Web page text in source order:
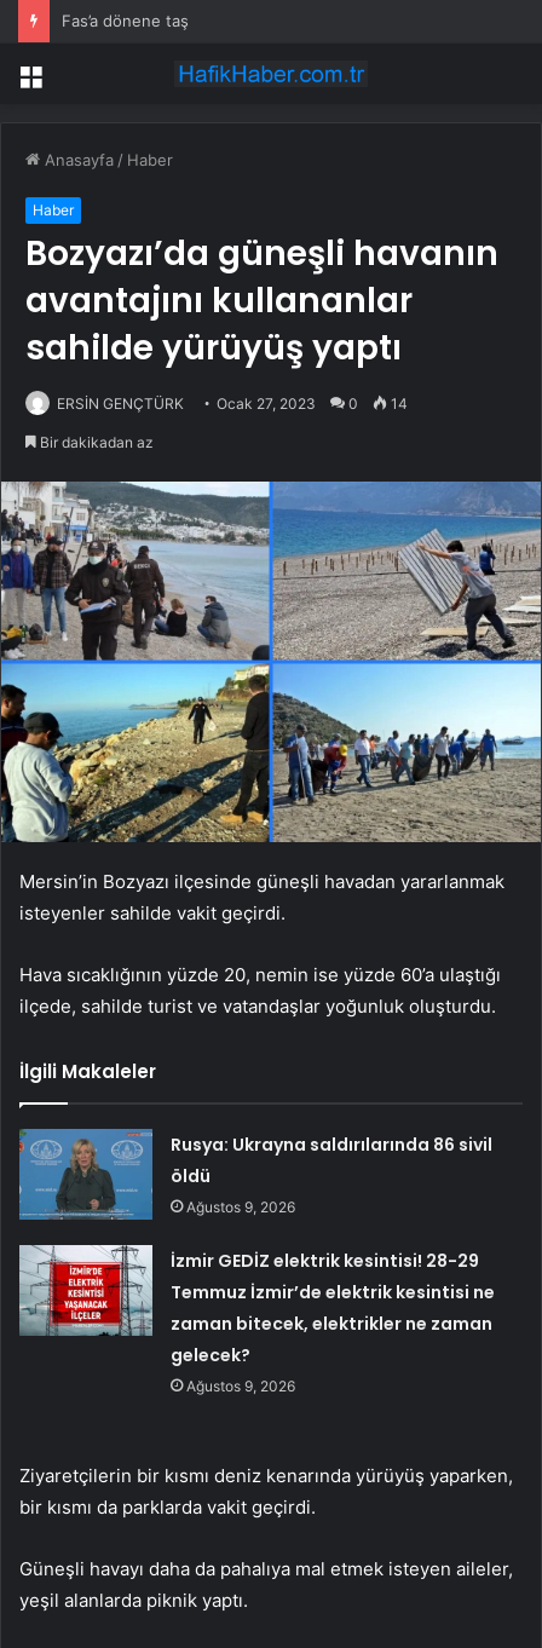
Fas’a dönene taş
Menü
Anasayfa / Haber
Haber
Bozyazı’da güneşli havanın
avantajını kullananlar
sahilde yürüyüş yaptı
ERSİN GENÇTÜRK Ocak 27, 2023 0 14
Bir dakikadan az
Mersin’in Bozyazı ilçesinde güneşli havadan yararlanmak
isteyenler sahilde vakit geçirdi.
Hava sıcaklığının yüzde 20, nemin ise yüzde 60’a ulaştığı
ilçede, sahilde turist ve vatandaşlar yoğunluk oluşturdu.
İlgili Makaleler
Rusya: Ukrayna saldırılarında 86 sivil
öldü
Ağustos 9, 2026
İzmir GEDİZ elektrik kesintisi! 28-29
Temmuz İzmir’de elektrik kesintisi ne
zaman bitecek, elektrikler ne zaman
gelecek?
Ağustos 9, 2026
Ziyaretçilerin bir kısmı deniz kenarında yürüyüş yaparken,
bir kısmı da parklarda vakit geçirdi.
Güneşli havayı daha da pahalıya mal etmek isteyen aileler,
yeşil alanlarda piknik yaptı.